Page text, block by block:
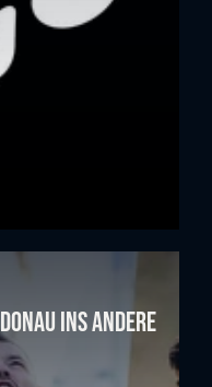
ins Andere